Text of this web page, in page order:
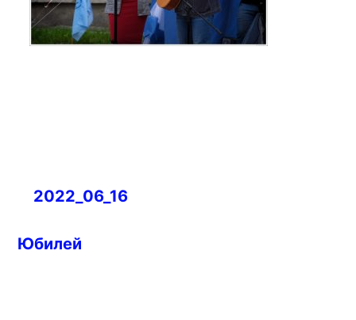
Навигация
записям
2022_06_16
Юбилей